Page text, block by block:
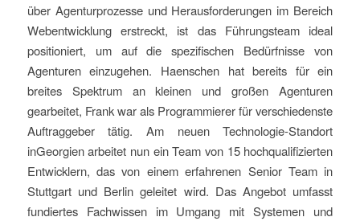
über Agenturprozesse und Herausforderungen im Bereich
Webentwicklung erstreckt, ist das Führungsteam ideal
positioniert, um auf die spezifischen Bedürfnisse von
Agenturen einzugehen.
Haenschen hat bereits für ein
breites Spektrum an kleinen und großen Agenturen
gearbeitet, Frank war als Programmierer für verschiedenste
Auftraggeber tätig. Am neuen Technologie-Standort
inGeorgienarbeitet nunein Team von 15 hochqualifizierten
Entwicklern, das von einem erfahrenen Senior Team in
Stuttgart und Berlin geleitet wird. Das Angebot umfasst
fundiertes Fachwissen im Umgang mit Systemen und